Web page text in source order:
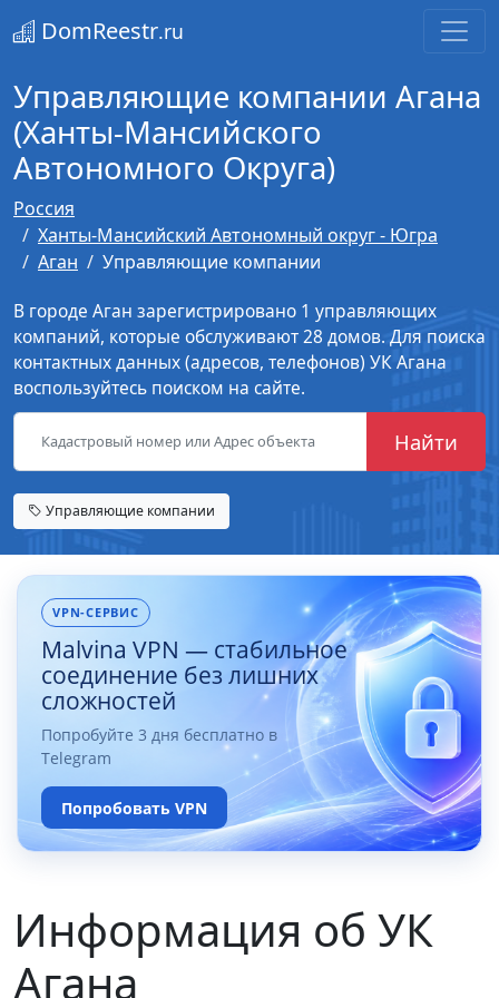
DomReestr.ru
Управляющие компании Агана
(Ханты-Мансийского
Автономного Округа)
Россия
Ханты-Мансийский Автономный округ - Югра
Аган
Управляющие компании
В городе Аган зарегистрировано 1 управляющих
компаний, которые обслуживают 28 домов. Для поиска
контактных данных (адресов, телефонов) УК Агана
воспользуйтесь поиском на сайте.
Найти
Управляющие компании
VPN-СЕРВИС
Malvina VPN — стабильное
соединение без лишних
сложностей
Попробуйте 3 дня бесплатно в
Telegram
Попробовать VPN
Информация об УК
Агана